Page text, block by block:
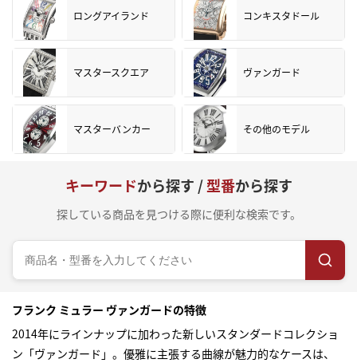
ロングアイランド コンキスタドール
マスタースクエア ヴァンガード
マスターバンカー その他のモデル
キーワードから探す /型番から探す
探している商品を見つける際に便利な検索です。
フランク ミュラー ヴァンガードの特徴
2014年にラインナップに加わった新しいスタンダードコレクショ
ン「ヴァンガード」。優雅に主張する曲線が魅力的なケースは、